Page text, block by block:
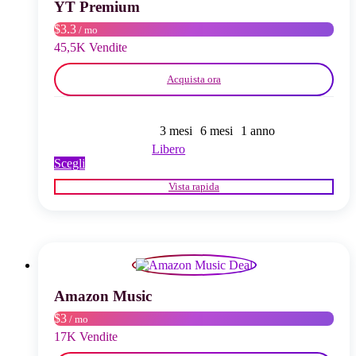
pagina
del
prodotto
YT Premium
$3.3 / mo
45,5K Vendite
Acquista ora
3 mesi 6 mesi
1 anno
Libero
Scegli
prodotto
ha
scelte
pagina
del
prodotto
Vista rapida
Amazon Music
$3 / mo
17K Vendite